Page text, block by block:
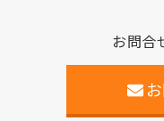
お問合